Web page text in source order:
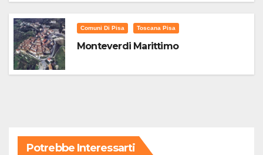
Comuni Di Pisa Toscana Pisa
Monteverdi Marittimo
Potrebbe Interessarti